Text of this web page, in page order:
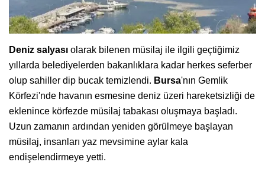
Deniz salyası olarak bilenen müsilaj ile ilgili geçtiğimiz
yıllarda belediyelerden bakanlıklara kadar herkes seferber
olup sahiller dip bucak temizlendi. Bursa'nın Gemlik
Körfezi'nde havanın esmesine deniz üzeri hareketsizliği de
eklenince körfezde müsilaj tabakası oluşmaya başladı.
Uzun zamanın ardından yeniden görülmeye başlayan
müsilaj, insanları yaz mevsimine aylar kala
endişelendirmeye yetti.